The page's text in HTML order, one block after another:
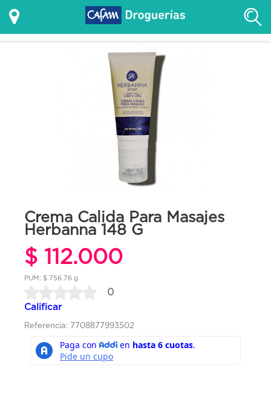
Crema Calida Para Masajes
Herbanna 148 G
$ 112.000
PUM: $ 756.76 g
0
Calificar
Referencia: 7708877993502